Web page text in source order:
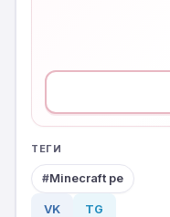
ТЕГИ
Minecraft pe
VK TG